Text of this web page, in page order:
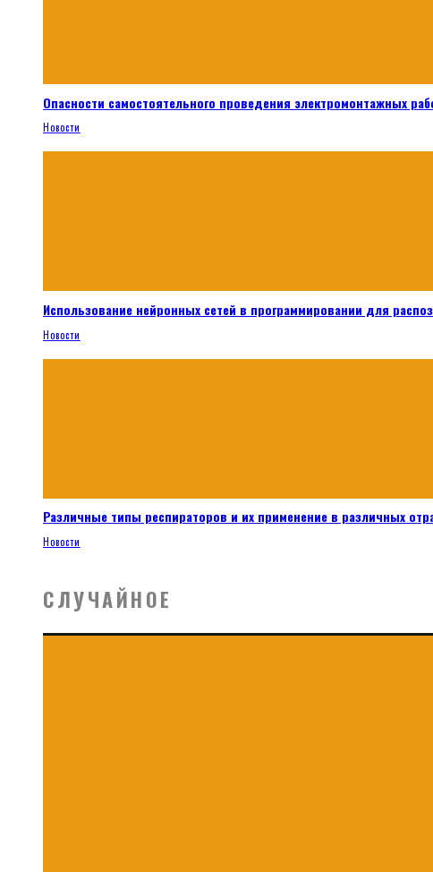
Опасности самостоятельного проведения электромонтажных
Новости
Использование нейронных сетей в программировании для
Новости
Различные типы респираторов и их применение в различных
Новости
СЛУЧАЙНОЕ